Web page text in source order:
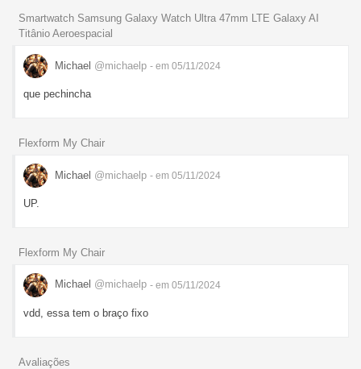
Smartwatch Samsung Galaxy Watch Ultra 47mm LTE Galaxy AI
Titânio Aeroespacial
Michael @michaelp - em 05/11/2024
que pechincha
Flexform My Chair
Michael @michaelp - em 05/11/2024
UP.
Flexform My Chair
Michael @michaelp - em 05/11/2024
vdd, essa tem o braço fixo
Avaliações